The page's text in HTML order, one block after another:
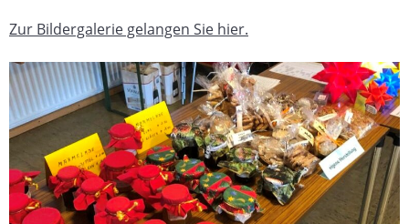
Zur Bildergalerie gelangen Sie hier.